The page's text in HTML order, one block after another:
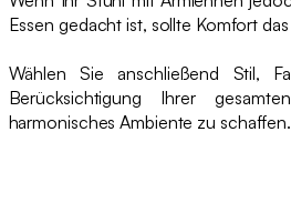
Essen gedacht ist, sollte Komfort
Wählen Sie anschließend Stil,
Berücksichtigung Ihrer
harmonisches Ambiente zu schaffen.